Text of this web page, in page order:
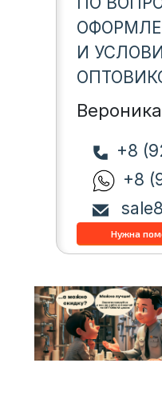
И
Вероника
+8
+8